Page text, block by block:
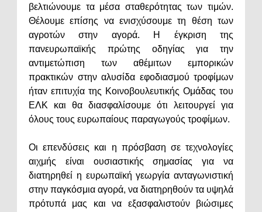
βελτιώνουμε τα μέσα σταθερότητας των τιμών.
Θέλουμε επίσης να ενισχύσουμε τη θέση των
αγροτών στην αγορά. Η έγκριση της
πανευρωπαϊκής πρώτης οδηγίας για την
αντιμετώπιση των αθέμιτων εμπορικών
πρακτικών στην αλυσίδα εφοδιασμού τροφίμων
ήταν επιτυχία της Κοινοβουλευτικής Ομάδας του
ΕΛΚ και θα διασφαλίσουμε ότι λειτουργεί για
όλους τους ευρωπαίους παραγωγούς τροφίμων.
Οι επενδύσεις και η πρόσβαση σε τεχνολογίες
αιχμής είναι ουσιαστικής σημασίας για να
διατηρηθεί η ευρωπαϊκή γεωργία ανταγωνιστική
στην παγκόσμια αγορά, να διατηρηθούν τα υψηλά
πρότυπά μας και να εξασφαλιστούν βιώσιμες